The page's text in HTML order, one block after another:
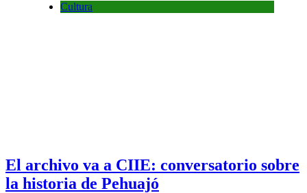
Cultura
El archivo va a CIIE: conversatorio sobre
la historia de Pehuajó